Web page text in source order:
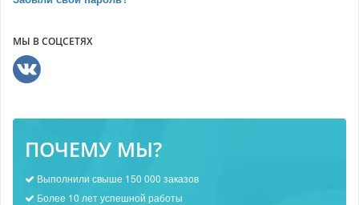
МЫ В СОЦСЕТЯХ
ПОЧЕМУ МЫ?
Выполнили свыше 150 000 заказов
Более 10 лет успешной работы